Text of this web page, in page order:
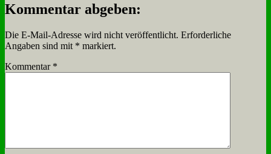
Kommentar abgeben:
Die E-Mail-Adresse wird nicht veröffentlicht. Erforderliche
Angaben sind mit * markiert.
Kommentar *